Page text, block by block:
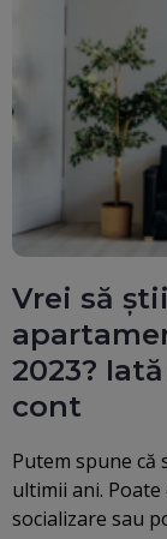
Vrei să
2023?
cont
Putem spune
ultimii ani.
socializare sau